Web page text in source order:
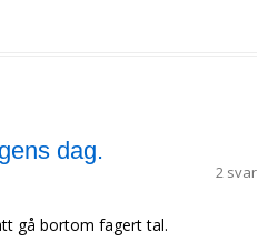
dag.
2 svar
gå bortom fagert tal.